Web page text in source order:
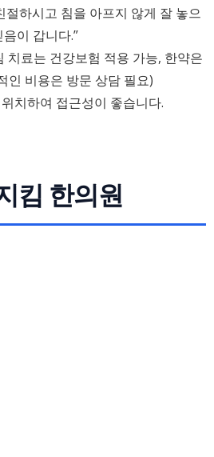
절하시고 침을 아프지 않게 잘 놓으
이 갑니다.”
치료는 건강보험 적용 가능, 한약은
인 비용은 방문 상담 필요)
치하여 접근성이 좋습니다.
킴 한의원